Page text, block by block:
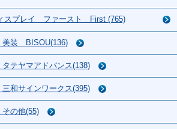
スプレイ ファースト First (765)
美装 BISOU(136)
テヤマアドバンス(138)
和サインワークス(395)
の他(55)